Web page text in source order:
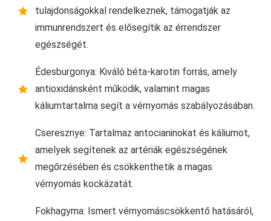
tulajdonságokkal rendelkeznek, támogatják az
immunrendszert és elősegítik az érrendszer
egészségét.
Édesburgonya: Kiváló béta-karotin forrás, amely
antioxidánsként működik, valamint magas
káliumtartalma segít a vérnyomás szabályozásában.
Cseresznye: Tartalmaz antocianinokat és káliumot,
amelyek segítenek az artériák egészségének
megőrzésében és csökkenthetik a magas
vérnyomás kockázatát.
Fokhagyma: Ismert vérnyomáscsökkentő hatásáról,